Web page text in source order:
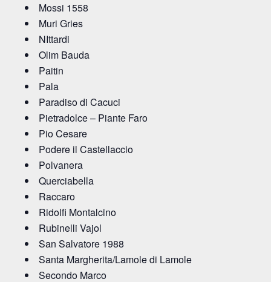
Mossi 1558
Muri Gries
NIttardi
Olim Bauda
Paitin
Pala
Paradiso di Cacuci
Pietradolce – Piante Faro
Pio Cesare
Podere il Castellaccio
Polvanera
Querciabella
Raccaro
Ridolfi Montalcino
Rubinelli Vajol
San Salvatore 1988
Santa Margherita/Lamole di Lamole
Secondo Marco